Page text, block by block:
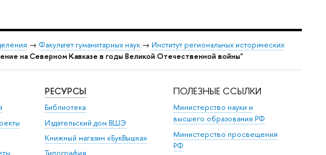
→ Факультет гуманитарных наук → Институт региональных исторических
на Северном Кавказе в годы Великой Отечественной войны"
РЕСУРСЫ
Библиотека
Издательский дом ВШЭ
Книжный магазин «БукВышка»
ПОЛЕЗНЫЕ ССЫЛКИ
Министерство науки и
высшего образования РФ
Министерство просвещения
РФ